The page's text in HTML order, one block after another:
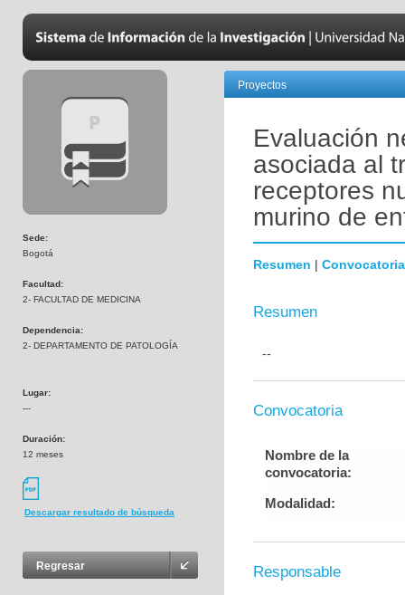
Sede:
Bogotá
Facultad:
2- FACULTAD DE MEDICINA
Dependencia:
2- DEPARTAMENTO DE PATOLOGÍA
Lugar:
---
Duración:
12 meses
Descargar resultado de búsqueda
Regresar
Proyectos
Evaluación
asociada al
receptores
murino de
Resumen | Convocatoria
Resumen
--
Convocatoria
Nombre de la
convocatoria:
Modalidad:
Responsable